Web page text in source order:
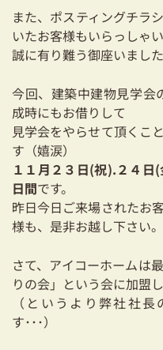
シ
また、ポスティングチラ
いたお客様もいらっしゃい
誠に有り難う御座いまし
今回、建築中建物見学会
成時にもお借りして
見学会をやらせて頂くこ
す（嬉涙）
１１月２３日(祝).２４日
日間です。
昨日今日ご来場されたお
様も、是非お越し下さい。
さて、アイコーホームは
りの会」という会に加盟し
（というより弊社社
す･･･）